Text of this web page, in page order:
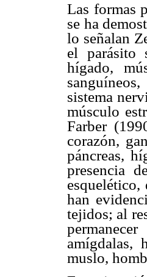
Las formas
se ha
lo señalan
el parásito
hígado,
sistema
músculo
Farber
corazón,
páncreas,
presencia
han
tejidos; al
amígdalas,
muslo,